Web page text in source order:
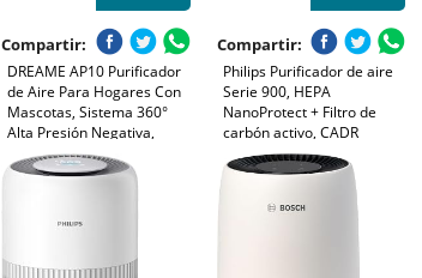
Compartir:
DREAME AP10 Purificador
de Aire Para Hogares Con
Mascotas, Sistema 360°
Alta Presión Negativa,
Purificación 5 Etapas Que
Captura Pelo y Olores,
Compartir:
Philips Purificador de aire
Serie 900, HEPA
NanoProtect + Filtro de
carbón activo, CADR
250m³/h para alérgicos de
65m², silencioso, inteligente
(AC0951/13)